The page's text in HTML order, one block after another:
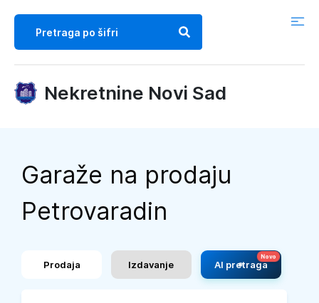
Nekretnine Novi Sad
Garaže na prodaju
Petrovaradin
Prodaja Izdavanje AI pretraga